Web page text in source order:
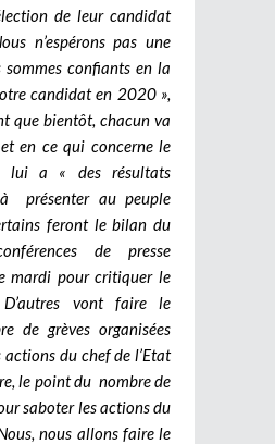
de leur candidat
n’espérons pas une
sommes confiants en la
candidat en 2020 »,
que bientôt, chacun va
en ce qui concerne le
lui a « des résultats
présenter au peuple
feront le bilan du
de presse
mardi pour critiquer le
D’autres vont faire le
de grèves organisées
du chef de l’Etat
le point du nombre de
saboter les actions du
nous allons faire le